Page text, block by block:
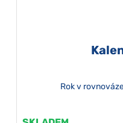
Rok v